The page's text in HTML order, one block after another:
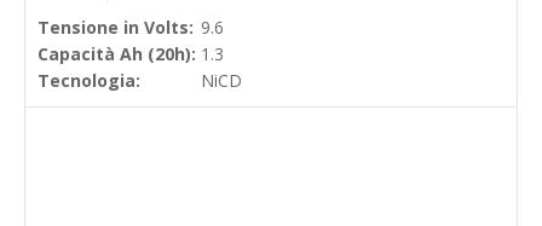
Tensione in Volts: 9.6
Capacità Ah (20h): 1.3
Tecnologia:
NiCD